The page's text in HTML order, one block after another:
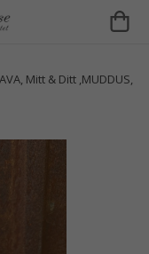
Mitt & Ditt ,MUDDUS,